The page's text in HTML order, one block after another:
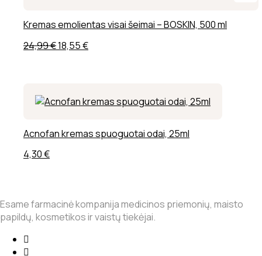
Kremas emolientas visai šeimai – BOSKIN, 500 ml
24,99€Original
18,55€Current
Acnofan kremas spuoguotai odai, 25ml
4,30€
Esame farmacinė kompanija medicinos priemonių, maisto
papildų, kosmetikos ir vaistų tiekėjai.